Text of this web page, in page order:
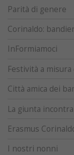
Parità di genere
Corinaldo:
InFormiamoci
Festività a
Città amica dei
La giunta incontra
Erasmus
I nostri nonni